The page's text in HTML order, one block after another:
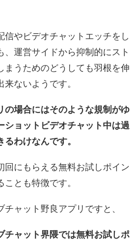
信やビデオチャットエッチをし
、運営サイドから抑制的にスト
まうためのどうしても羽根を伸
ないようです。
の場合にはそのような規制がゆ
ショットビデオチャット中は過
わけなんです。
回にもらえる無料お試しポイン
ことも特徴です。
ャット野良アプリですと、
チャット界隈では無料お試しポ